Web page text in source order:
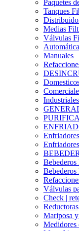
Paquetes
Tanques
Medias
Válvulas
Manuales
Industriales
Bebederos
Válvulas
Check |
Mariposa
Medidores